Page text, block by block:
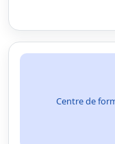
Centre de